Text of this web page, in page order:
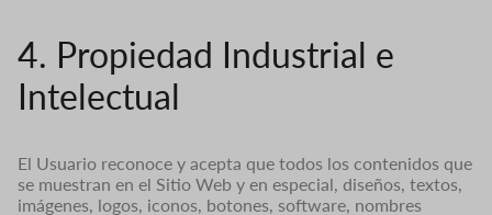
4. Propiedad Industrial e
Intelectual
El Usuario reconoce y acepta que todos los contenidos que
se muestran en el Sitio Web y en especial, diseños, textos,
imágenes, logos, iconos, botones, software, nombres